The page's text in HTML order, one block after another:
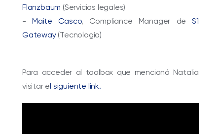
Flanzbaum (Servicios legales)
-Maite Casco, Compliance Manager deS1
Gateway(Tecnología)
Para acceder al toolbox que mencionó Natalia
visitar el siguiente link.